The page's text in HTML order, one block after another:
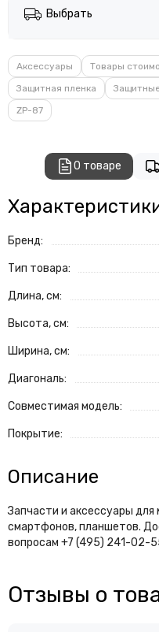
Выбрать
Аксессуары Товары
Защитная пленка
ZP-87
О товаре
Бренд:
Тип товара:
Длина, см:
Высота, см:
Ширина, см:
Диагональ:
Совместимая модель:
Покрытие:
Описание
Запчасти и аксессуары
смартфонов, планшетов.
вопросам +7 (495) 241-02-
Отзывы о